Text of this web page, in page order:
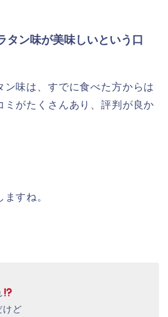
タン味が美味しいという口
ン味は、すでに食べた方からは
ミがたくさんあり、評判が良か
すね。
けど